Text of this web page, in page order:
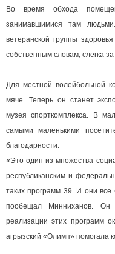
Во время обхода
занимавшимися там
ветеранской группы
собственным словам, слегка
Для местной волейбольной
мяче. Теперь он станет
музея спорткомплекса. В
самыми маленькими
благодарности.
«Это один из множества
республиканским и
таких программ 39. И они
пообещал Минниханов. Он
реализации этих программ
агрызский «Олимп» помогала